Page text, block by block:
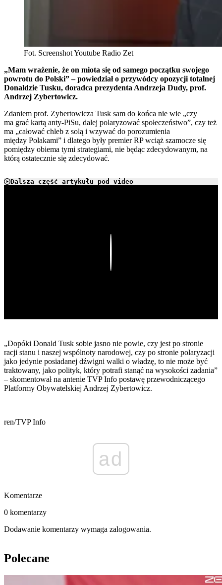
Fot. Screenshot Youtube Radio Zet
„Mam wrażenie, że on miota się od samego początku swojego
powrotu do Polski” – powiedział o przywódcy opozycji totalnej
Donaldzie Tusku, doradca prezydenta Andrzeja Dudy, prof.
Andrzej Zybertowicz.
Zdaniem prof. Zybertowicza Tusk sam do końca nie wie „czy
ma grać kartą anty-PiSu, dalej polaryzować społeczeństwo”, czy też
ma „całować chleb z solą i wzywać do porozumienia
między Polakami” i dlatego były premier RP wciąż szamocze się
pomiędzy obiema tymi strategiami, nie będąc zdecydowanym, na
którą ostatecznie się zdecydować.
Dalsza część artykułu pod video
„Dopóki Donald Tusk sobie jasno nie powie, czy jest po stronie
racji stanu i naszej wspólnoty narodowej, czy po stronie polaryzacji
jako jedynie posiadanej dźwigni walki o władzę, to nie może być
traktowany, jako polityk, który potrafi stanąć na wysokości zadania”
– skomentował na antenie TVP Info postawę przewodniczącego
Platformy Obywatelskiej Andrzej Zybertowicz.
ren/TVP Info
ad
Komentarze
0 komentarzy
Dodawanie komentarzy wymaga zalogowania.
Polecane